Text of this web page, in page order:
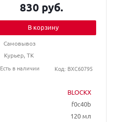
BLOCKX
f0c40b
120 мл
830 руб.
В корзину
Самовывоз
Курьер, ТК
Есть в наличии
Код: BXC60795